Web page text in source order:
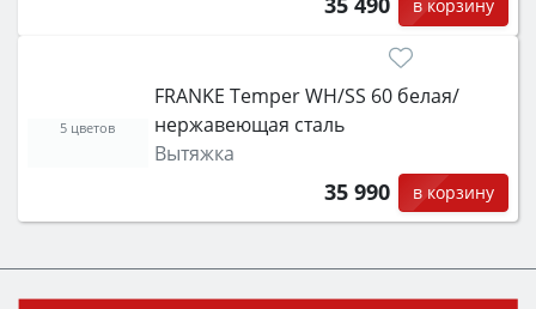
в корзину
FRANKE Temper WH/SS 60 белая/
нержавеющая сталь
Вытяжка
35 990 в корзину
5 цветов